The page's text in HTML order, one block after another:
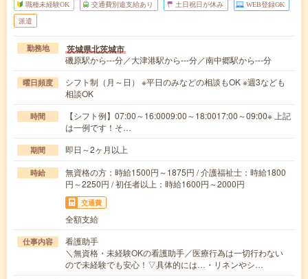
職種未経験OK 交通費別途支給あり 土日祝日が休み WEB登録OK
派遣
勤務地 茨城県北茨城市
磯原駅から---分／大津港駅から---分／南中郷駅から---分
曜日頻度
シフト制（月～日） ※平日のみなどの相談もOK ※週3なども
相談OK
時間
【シフト例】07:00～16:0009:00～18:0017:00～09:00※ 上記
は一例です！そ…
期間 即日～2ヶ月以上
時給
無資格の方：時給1500円～1875円 / 介護福祉士：時給1800
円～2250円 / 初任者以上：時給1600円～2000円
交通費
全額支給
仕事内容
看護助手
＼無資格・未経験OKの看護助手／医療行為は一切行わない
ので未経験でも安心！▽具体的には…・リネンやシ…